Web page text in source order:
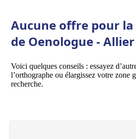
Aucune offre pour
de Oenologue -
Voici quelques conseils : essayez
l’orthographe ou élargissez votre zone
recherche.